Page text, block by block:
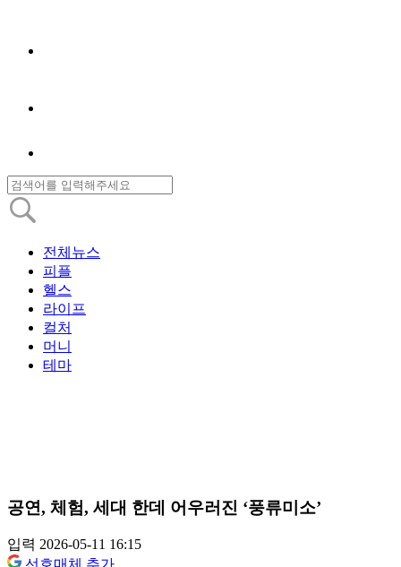
전체뉴스
피플
헬스
라이프
컬처
머니
테마
공연, 체험, 세대 한데 어우러진 ‘풍류미소’
입력 2026-05-11 16:15